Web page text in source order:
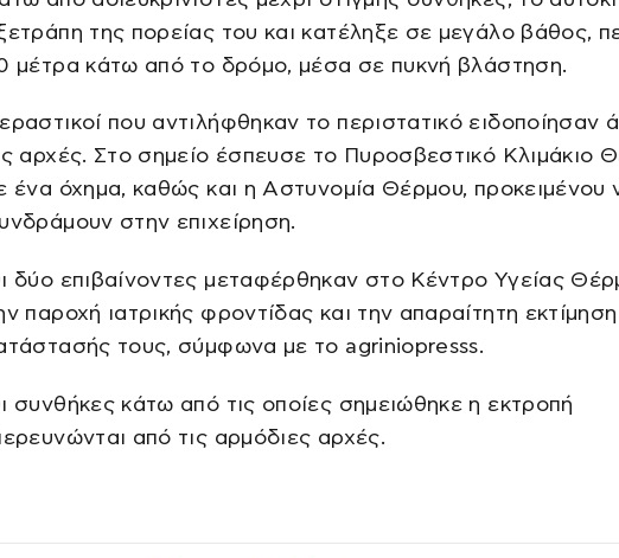
της πορείας του και κατέληξε σε μεγάλο βάθος,
μέτρα κάτω από το δρόμο, μέσα σε πυκνή βλάστηση.
που αντιλήφθηκαν το περιστατικό ειδοποίησαν
αρχές. Στο σημείο έσπευσε το Πυροσβεστικό Κλιμάκιο
ένα όχημα, καθώς και η Αστυνομία Θέρμου, προκειμένου
στην επιχείρηση.
δύο επιβαίνοντες μεταφέρθηκαν στο Κέντρο Υγείας
παροχή ιατρικής φροντίδας και την απαραίτητη
τους, σύμφωνα με το agriniopresss.
συνθήκες κάτω από τις οποίες σημειώθηκε η εκτροπή
από τις αρμόδιες αρχές.